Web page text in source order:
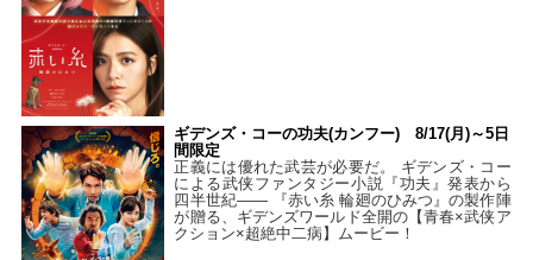
ギデンズ・コーの功夫(カンフー) 8/17(月)～5日
間限定
正義には優れた武芸が必要だ。 ギデンズ・コー
による武侠ファンタジー小説『功夫』発表から
四半世紀―― 『赤い糸 輪廻のひみつ』の製作陣
が贈る、ギデンズワールド全開の【青春×武侠ア
クション×超絶中二病】ムービー！